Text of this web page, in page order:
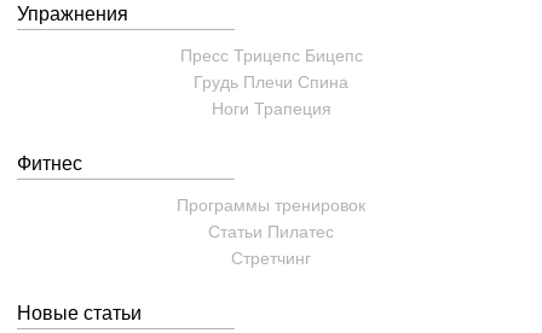
Упражнения
Пресс Трицепс Бицепс
Грудь Плечи Спина
Ноги Трапеция
Фитнес
Программы тренировок
Статьи Пилатес
Cтретчинг
Новые статьи